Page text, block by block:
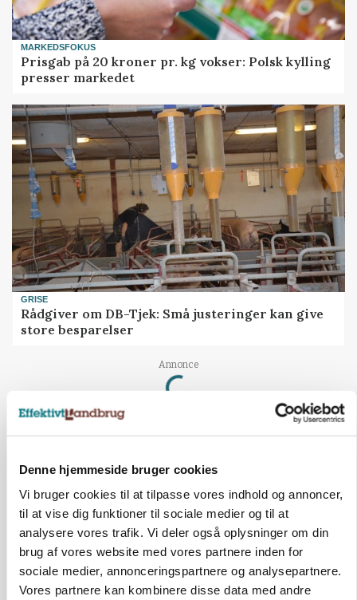
Denne hjemmeside bruger cookies
Vi bruger cookies til at tilpasse vores indhold og annoncer,
til at vise dig funktioner til sociale medier og til at
analysere vores trafik. Vi deler også oplysninger om din
brug af vores website med vores partnere inden for
sociale medier, annonceringspartnere og analysepartnere.
Vores partnere kan kombinere disse data med andre
MARKEDSFOKUS
Prisgab på 20 kroner pr. kg vokser: Polsk kylling
presser markedet
GRISE
Rådgiver om DB-Tjek: Små justeringer kan give
store besparelser
Annonce
Loading...